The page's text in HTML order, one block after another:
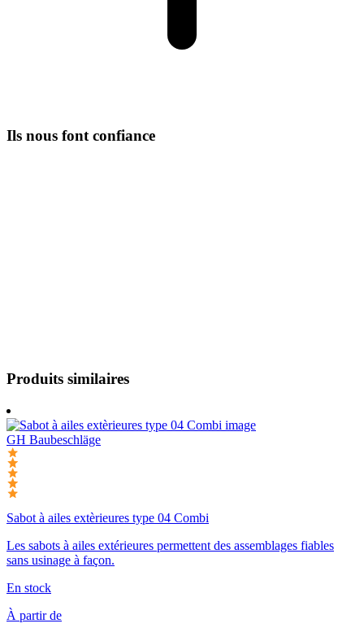
Ils nous font confiance
Produits similaires
GH Baubeschläge
Sabot à ailes extèrieures type 04 Combi
Les sabots à ailes extérieures permettent des assemblages fiables
sans usinage à façon.
En stock
À partir de